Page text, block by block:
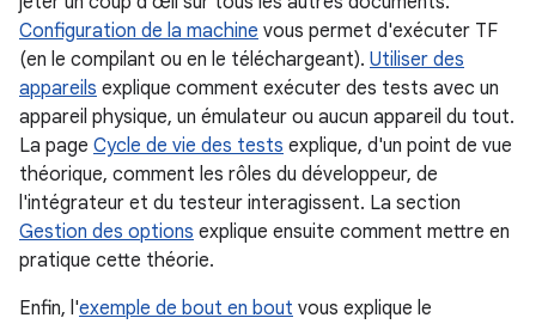
Configuration de la machine vous permet d'exécuter TF
(en le compilant ou en le téléchargeant). Utiliser des
appareils explique comment exécuter des tests avec un
appareil physique, un émulateur ou aucun appareil du tout.
La page Cycle de vie des tests explique, d'un point de vue
théorique, comment les rôles du développeur, de
l'intégrateur et du testeur interagissent. La section
Gestion des options explique ensuite comment mettre en
pratique cette théorie.
Enfin, l'exemple de bout en bout vous explique le